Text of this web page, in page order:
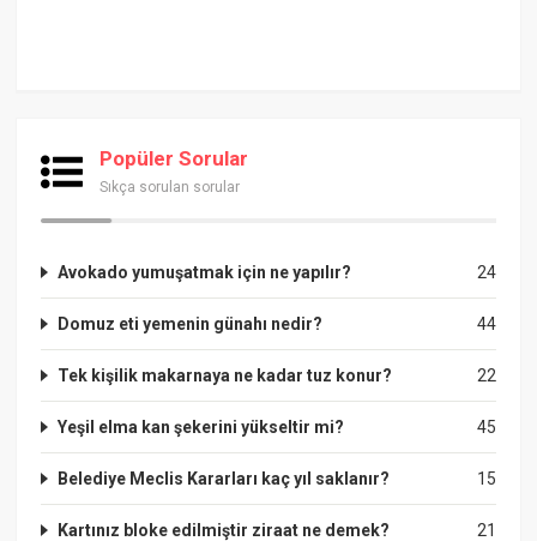
Popüler Sorular
Sıkça sorulan sorular
24
Avokado yumuşatmak için ne yapılır?
44
Domuz eti yemenin günahı nedir?
22
Tek kişilik makarnaya ne kadar tuz konur?
45
Yeşil elma kan şekerini yükseltir mi?
15
Belediye Meclis Kararları kaç yıl saklanır?
21
Kartınız bloke edilmiştir ziraat ne demek?